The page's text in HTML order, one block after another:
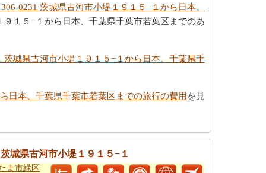
0231 茨城県古河市小堤１９１５−１から日本、
１５−１から日本、千葉県千葉市若葉区までのあ
茨城県古河市小堤１９１５−１から日本、千葉県千
日本、千葉県千葉市若葉区までの旅行の費用を見
城県古河市小堤１９１５−１
ま市緑区